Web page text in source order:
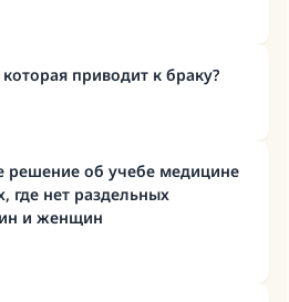
приводит к браку?
решение об учебе медицине
где нет раздельных
и женщин
помог сохранить
Аллаха, мир ему и
сказал:
(полагается) такая
и совершившему его»